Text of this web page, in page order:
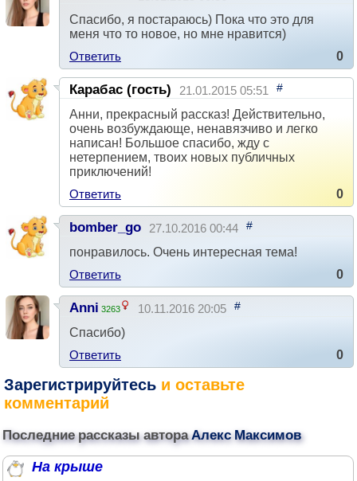
Спасибо, я постараюсь) Пока что это для
меня что то новое, но мне нравится)
Ответить
0
Карабас (гость) 21.01.2015 05:51 #
Анни, прекрасный рассказ! Действительно,
очень возбуждающе, ненавязчиво и легко
написан! Большое спасибо, жду с
нетерпением, твоих новых публичных
приключений!
Ответить
0
bomber_go 27.10.2016 00:44 #
понравилось. Очень интересная тема!
Ответить
0
Anni 3263 10.11.2016 20:05 #
Спасибо)
Ответить
0
Зарегистрируйтесь и оставьте
комментарий
Последние рассказы автораАлекс Максимов
На крыше